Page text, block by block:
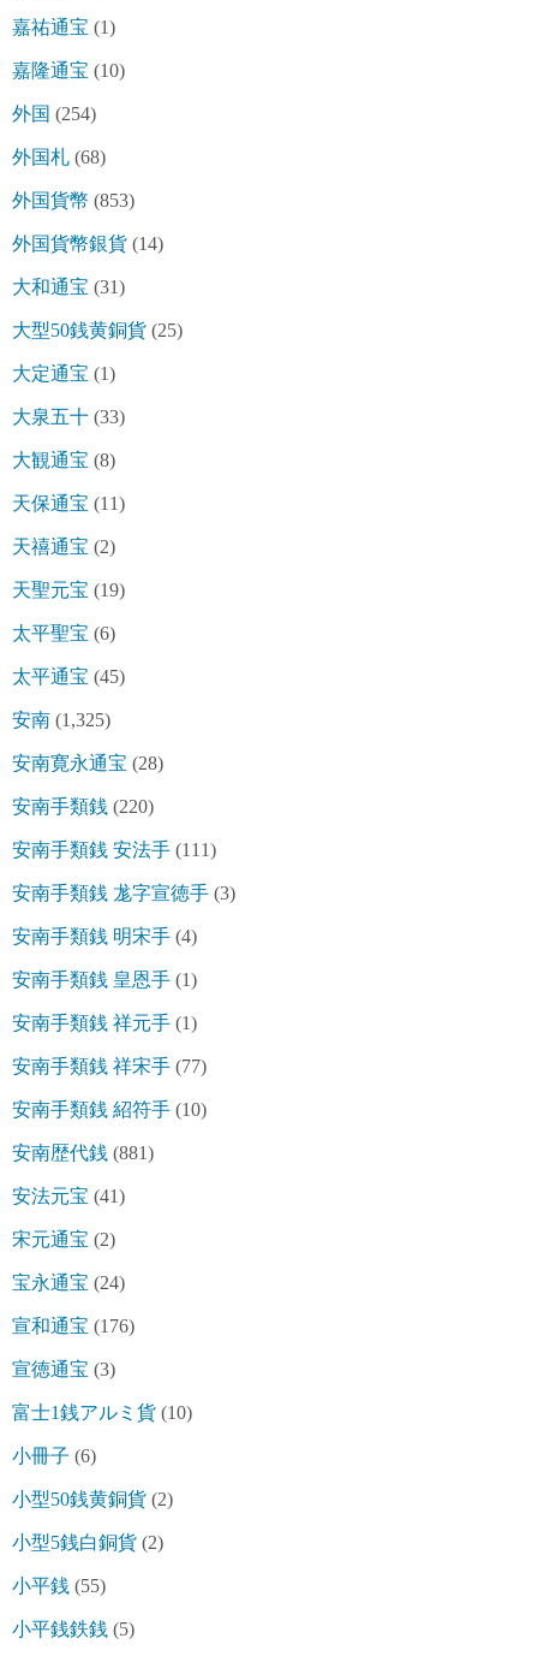
嘉祐通宝 (1)
嘉隆通宝 (10)
外国 (254)
外国札 (68)
外国貨幣 (853)
外国貨幣銀貨 (14)
大和通宝 (31)
大型50銭黄銅貨 (25)
大定通宝 (1)
大泉五十 (33)
大観通宝 (8)
天保通宝 (11)
天禧通宝 (2)
天聖元宝 (19)
太平聖宝 (6)
太平通宝 (45)
安南 (1,325)
安南寛永通宝 (28)
安南手類銭 (220)
安南手類銭 安法手 (111)
安南手類銭 尨字宣徳手 (3)
安南手類銭 明宋手 (4)
安南手類銭 皇恩手 (1)
安南手類銭 祥元手 (1)
安南手類銭 祥宋手 (77)
安南手類銭 紹符手 (10)
安南歴代銭 (881)
安法元宝 (41)
宋元通宝 (2)
宝永通宝 (24)
宣和通宝 (176)
宣徳通宝 (3)
富士1銭アルミ貨 (10)
小冊子 (6)
小型50銭黄銅貨 (2)
小型5銭白銅貨 (2)
小平銭 (55)
小平銭鉄銭 (5)